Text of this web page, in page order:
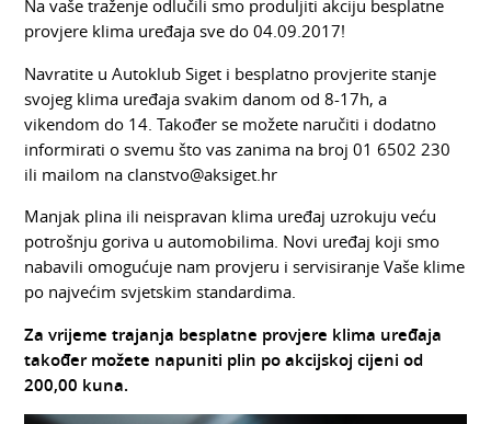
Na vaše traženje odlučili smo produljiti akciju besplatne
provjere klima uređaja sve do 04.09.2017!
Navratite u Autoklub Siget i besplatno provjerite stanje
svojeg klima uređaja svakim danom od 8-17h, a
vikendom do 14. Također se možete naručiti i dodatno
informirati o svemu što vas zanima na broj 01 6502 230
ili mailom na clanstvo@aksiget.hr
Manjak plina ili neispravan klima uređaj uzrokuju veću
potrošnju goriva u automobilima. Novi uređaj koji smo
nabavili omogućuje nam provjeru i servisiranje Vaše klime
po najvećim svjetskim standardima.
Za vrijeme trajanja besplatne provjere klima uređaja
također možete napuniti plin po akcijskoj cijeni od
200,00 kuna.